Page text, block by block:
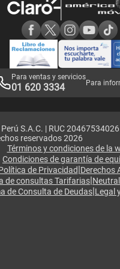
6, 6S y SE
de Tienda Claro
Para ventas y servicios
01 620 3334 Para
S.A.C. | RUC 20467534026
reservados 2026
Términos y condiciones de la
Condiciones de garantía de
de Privacidad|Derechos
de consultas Tarifarias|
de Consulta de Deudas|Legal